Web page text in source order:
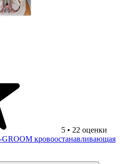
5 • 22 оценки
кровоостанавливающая